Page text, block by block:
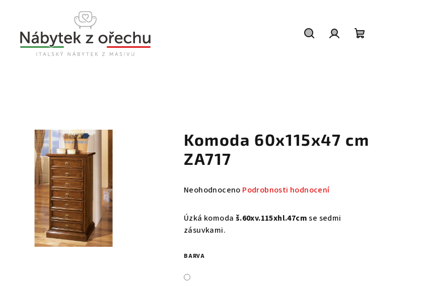
Komoda 60x115x47 cm
ZA717
Průměrné
produktu
je
hvězdiček.
Neohodnoceno Podrobnosti hodnocení
Úzká komoda š.60xv.115xhl.47cmse sedmi
zásuvkami.
BARVA